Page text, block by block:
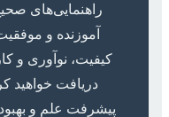
راهنمایی‌های
آموزنده و
کیفیت، نوآوری و
دریافت خواهید
پیشرفت علم و